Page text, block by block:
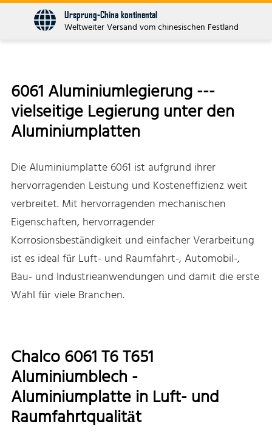
Ursprung-China kontinental
Weltweiter Versand vom chinesischen Festland
6061 Aluminiumlegierung ---
vielseitige Legierung unter den
Aluminiumplatten
Die Aluminiumplatte 6061 ist aufgrund ihrer
hervorragenden Leistung und Kosteneffizienz weit
verbreitet. Mit hervorragenden mechanischen
Eigenschaften, hervorragender
Korrosionsbeständigkeit und einfacher Verarbeitung
ist es ideal für Luft- und Raumfahrt-, Automobil-,
Bau- und Industrieanwendungen und damit die erste
Wahl für viele Branchen.
Chalco 6061 T6 T651
Aluminiumblech -
Aluminiumplatte in Luft- und
Raumfahrtqualität